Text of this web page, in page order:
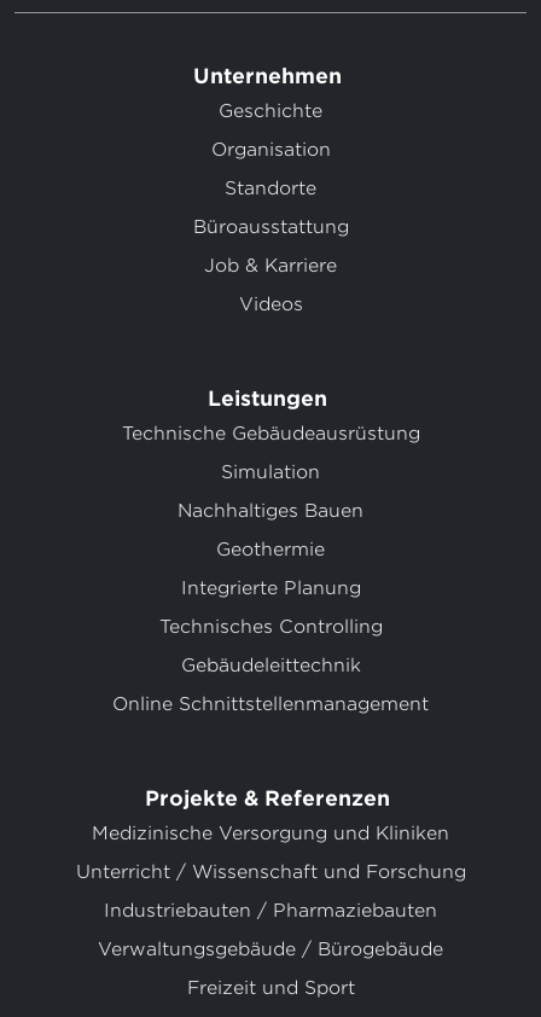
Unternehmen
Geschichte
Organisation
Standorte
Büroausstattung
Job & Karriere
Videos
Leistungen
Technische Gebäudeausrüstung
Simulation
Nachhaltiges Bauen
Geothermie
Integrierte Planung
Technisches Controlling
Gebäudeleittechnik
Online Schnittstellenmanagement
Projekte & Referenzen
Medizinische Versorgung und Kliniken
Unterricht / Wissenschaft und Forschung
Industriebauten / Pharmaziebauten
Verwaltungsgebäude / Bürogebäude
Freizeit und Sport